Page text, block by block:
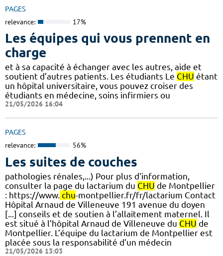
PAGES
relevance: 17%
Les équipes qui vous prennent en
charge
et à sa capacité à échanger avec les autres, aide et
soutient d’autres patients. Les étudiants Le CHU étant
un hôpital universitaire, vous pouvez croiser des
étudiants en médecine, soins infirmiers ou
21/05/2026 16:04
PAGES
relevance: 56%
Les suites de couches
pathologies rénales,...) Pour plus d'information,
consulter la page du lactarium du CHU de Montpellier
: https://www. chu-montpellier.fr/fr/lactarium Contact
Hôpital Arnaud de Villeneuve 191 avenue du doyen
[...] conseils et de soutien à l’allaitement maternel. Il
est situé à l’hôpital Arnaud de Villeneuve du CHU de
Montpellier. L’équipe du lactarium de Montpellier est
placée sous la responsabilité d’un médecin
21/05/2026 13:03